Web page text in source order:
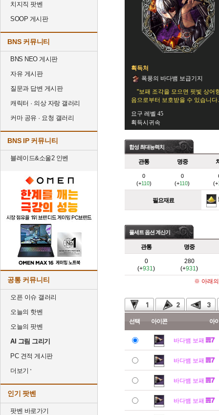
치지직 팟벤
SOOP 게시판
BNS 커뮤니티
BNS NEO 게시판
자유 게시판
질문과 답변 게시판
캐릭터 · 의상 자랑 갤러리
커마 공유 · 요청 갤러리
BNS IP 커뮤니티
블레이드&소울2 인벤
공통 커뮤니티
오픈 이슈 갤러리
오늘의 핫벤
오늘의 팟벤
AI 그림 그리기
PC 견적 게시판
더보기
인기 팟벤
팟벤 바로가기
획득처
폭풍의 바다뱀 보급기지
"보패 조각을 모으면 핏빛 상어
음으로부터 보호받을 수 있습니다
요구 레벨 45
획득시귀속
합성 최대능력치
관통 명중
0
(+110)
0
(+110)
(+
필요재료
풀세트 옵션 계산기
관통 명중
0
(+931)
280
(+931)
※ 아래의
선택 아이콘 아
바다뱀 보패
바다뱀 보패
바다뱀 보패
바다뱀 보패